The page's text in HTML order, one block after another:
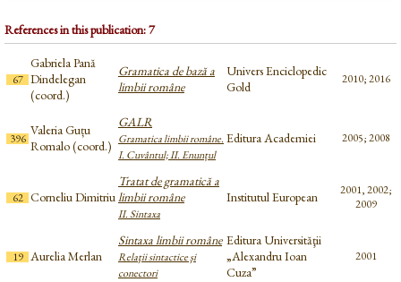
References in this publication: 7
67
Gabriela Pană
Dindelegan
(coord.)
Gramatica de bază a
limbii române
Univers Enciclopedic
Gold
2010; 2016
396
Valeria Guțu
Romalo (coord.)
GALR
Gramatica limbii române.
I. Cuvântul; II. Enunțul
Editura Academiei 2005; 2008
62 Corneliu Dimitriu
Tratat de gramatică a
limbii române
II. Sintaxa
Institutul European
2001, 2002;
2009
19 Aurelia Merlan
Sintaxa limbii române
Relaţii sintactice şi
conectori
Editura Universităţii
„Alexandru Ioan
Cuza”
2001